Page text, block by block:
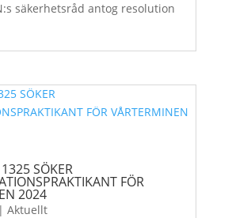
säkerhetsråd antog resolution
SÖKER
FÖR
2024
| Aktuellt